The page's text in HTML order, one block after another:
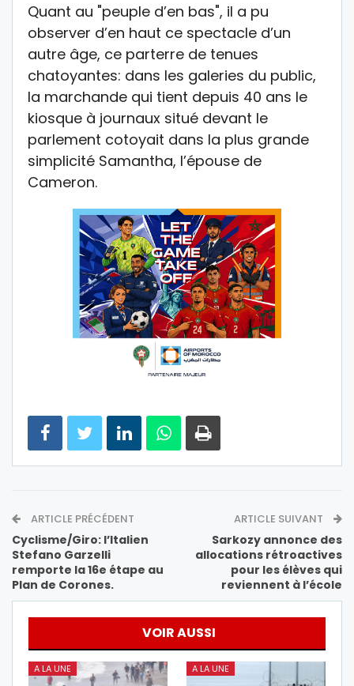
Quant au "peuple d’en bas", il a pu
observer d’en haut ce spectacle d’un
autre âge, ce parterre de tenues
chatoyantes: dans les galeries du public,
la marchande qui tient depuis 40 ans le
kiosque à journaux situé devant le
parlement cotoyait dans la plus grande
simplicité Samantha, l’épouse de
Cameron.
ARTICLE PRÉCÉDENT
Cyclisme/Giro: l’Italien
Stefano Garzelli
remporte la 16e étape au
Plan de Corones.
ARTICLE SUIVANT
Sarkozy annonce des
allocations rétroactives
pour les élèves qui
reviennent à l’école
VOIR AUSSI
A LA UNE A LA UNE